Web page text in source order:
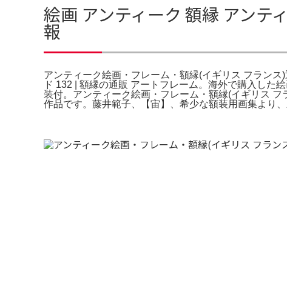
絵画 アンティーク 額縁 アンテ
報
アンティーク絵画・フレーム・額縁(イギリス フラン
ド 132 | 額縁の通販 アートフレーム。海外で購入した
装付。アンティーク絵画・フレーム・額縁(イギリス
作品です。藤井範子、【宙】、希少な額装用画集より